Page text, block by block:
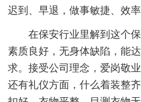
迟到、早退，做事敏捷、效
在保安行业里解到这个
素质良好，无身体缺陷，能
求。接受公司理念，爱岗敬
还有礼仪方面，什么着装整